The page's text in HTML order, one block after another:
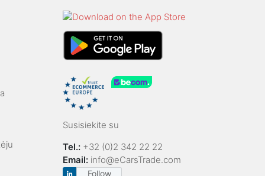
Susisiekite su
Tel.: +32 (0)2 342 22 22
Email: info@eCarsTrade.com
Follow